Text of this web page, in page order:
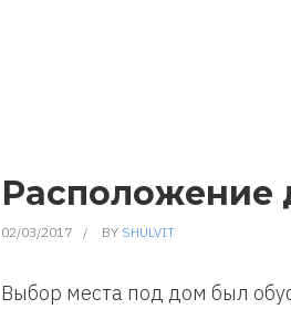
Расположение
02/03/2017 BY SHULVIT
Выбор места под дом был